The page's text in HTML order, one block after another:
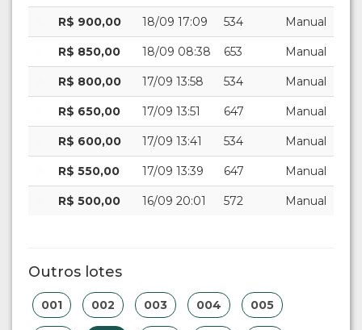
R$ 900,00 18/09 17:09 534 Manual
R$ 850,00 18/09 08:38 653 Manual
R$ 800,00 17/09 13:58 534 Manual
R$ 650,00 17/09 13:51 647 Manual
R$ 600,00 17/09 13:41 534 Manual
R$ 550,00 17/09 13:39 647 Manual
R$ 500,00 16/09 20:01 572 Manual
Outros lotes
001 002 003 004 005